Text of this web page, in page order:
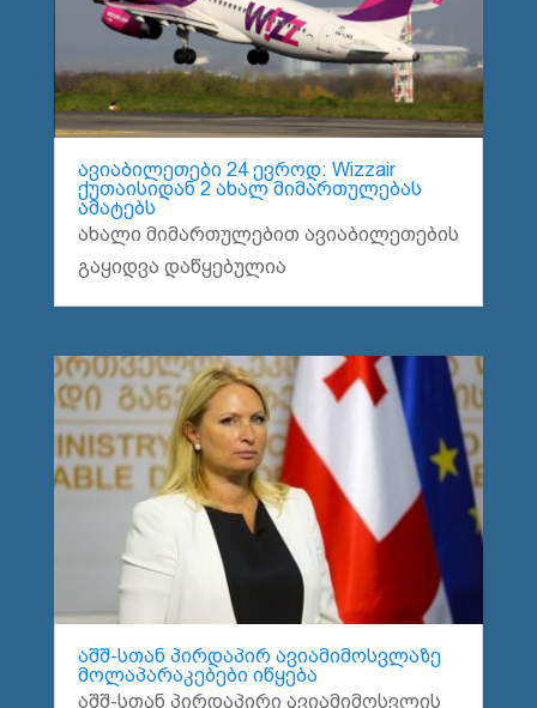
ავიაბილეთები 24 ევროდ: Wizzair
ქუთაისიდან 2 ახალ მიმართულებას
ამატებს
ახალი მიმართულებით ავიაბილეთების
გაყიდვა დაწყებულია
აშშ-სთან პირდაპირ ავიამიმოსვლაზე
მოლაპარაკებები იწყება
აშშ-სთან პირდაპირი ავიამიმოსვლის